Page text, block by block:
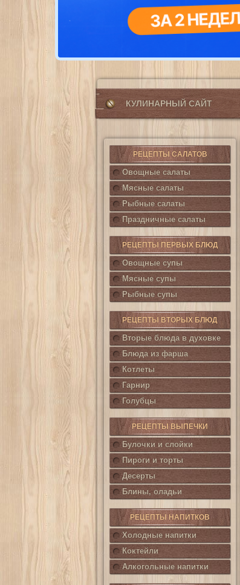
КУЛИНАРНЫЙ САЙТ
РЕЦЕПТЫ САЛАТОВ
Овощные салаты
Мясные салаты
Рыбные салаты
Праздничные салаты
РЕЦЕПТЫ ПЕРВЫХ БЛЮД
Овощные супы
Мясные супы
Рыбные супы
РЕЦЕПТЫ ВТОРЫХ БЛЮД
Вторые блюда в духовке
Блюда из фарша
Котлеты
Гарнир
Голубцы
РЕЦЕПТЫ ВЫПЕЧКИ
Булочки и слойки
Пироги и торты
Десерты
Блины, оладьи
РЕЦЕПТЫ НАПИТКОВ
Холодные напитки
Коктейли
Алкогольные напитки